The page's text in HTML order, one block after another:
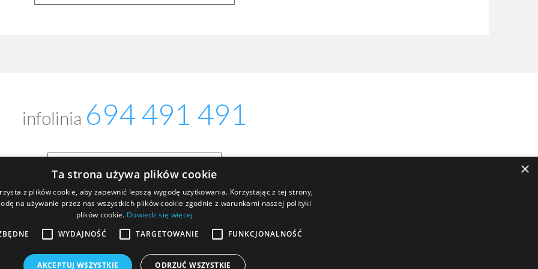
infolinia 694 491 491
napisz do nas ×
Ta strona używa plików cookie
z plików cookie, aby zapewnić lepszą wygodę użytkowania. Korzystając z tej strony,
na używanie przez nas wszystkich plików cookie zgodnie z warunkami naszej polityki
plików cookie. Dowiedz się więcej
WYDAJNOŚĆ TARGETOWANIE FUNKCJONALNOŚĆ
AKCEPTUJ WSZYSTKIE ODRZUĆ WSZYSTKIE